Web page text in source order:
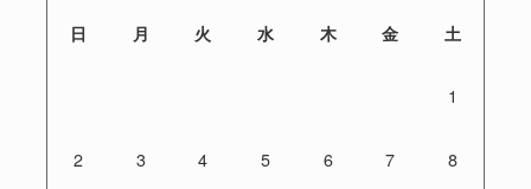
日 月 火 水 木 金 土
1
2 3 4 5 6 7 8